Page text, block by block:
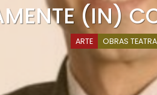
(IN)
ARTE OBRAS